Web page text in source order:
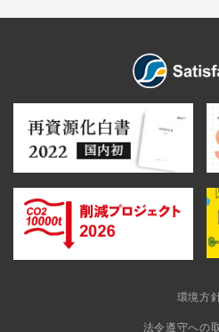
環境方
法令遵守への